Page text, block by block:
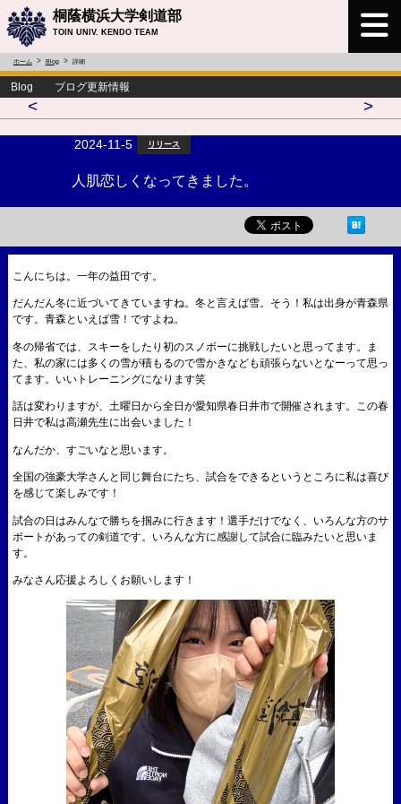
桐蔭横浜大学剣道部
TOIN UNIV. KENDO TEAM
ホーム Blog 詳細
Blog ブログ更新情報
< >
2024-11-5 リリース
人肌恋しくなってきました。
こんにちは。一年の益田です。
だんだん冬に近づいてきていますね。冬と言えば雪。そう！私は出身が青森県
です。青森といえば雪！ですよね。
冬の帰省では、スキーをしたり初のスノボーに挑戦したいと思ってます。ま
た、私の家には多くの雪が積もるので雪かきなども頑張らないとなーって思っ
てます。いいトレーニングになります笑
話は変わりますが、土曜日から全日が愛知県春日井市で開催されます。この春
日井で私は高瀬先生に出会いました！
なんだか、すごいなと思います。
全国の強豪大学さんと同じ舞台にたち、試合をできるというところに私は喜び
を感じて楽しみです！
試合の日はみんなで勝ちを掴みに行きます！選手だけでなく、いろんな方のサ
ポートがあっての剣道です。いろんな方に感謝して試合に臨みたいと思いま
す。
みなさん応援よろしくお願いします！